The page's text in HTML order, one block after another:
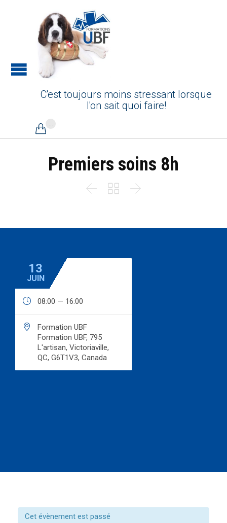
C'est toujours moins stressant lorsque
l'on sait quoi faire!

Premiers soins 8h
  
13
JUIN
 08:00 — 16:00

Formation UBF
Formation UBF, 795
L'artisan, Victoriaville,
QC, G6T1V3, Canada
Cet évènement est passé